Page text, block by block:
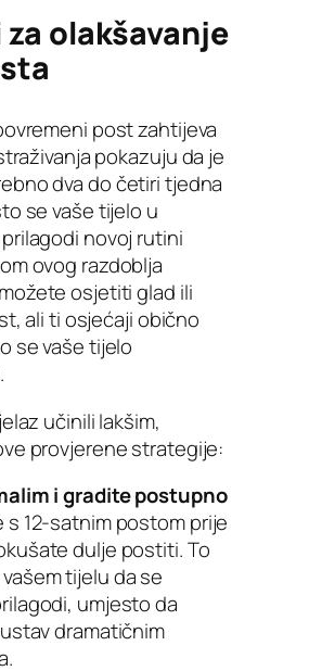
olakšavanje
post zahtijeva
pokazuju da je
dva do četiri tjedna
se vaše tijelo u
novoj rutini
ovog razdoblja
osjetiti glad ili
ali ti osjećaji obično
se vaše tijelo
učinili lakšim,
provjerene strategije:
i gradite postupno
s 12-satnim postom prije
dulje postiti. To
tijelu da se
umjesto da
dramatičnim